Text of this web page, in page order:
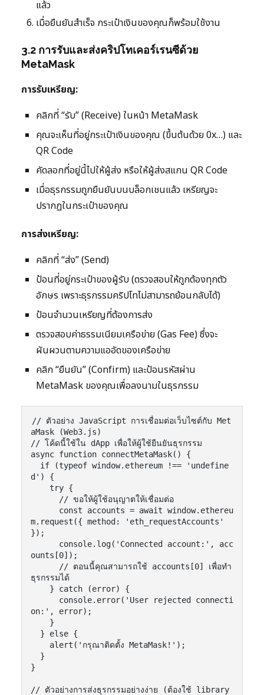
แล้ว
เมื่อยืนยันสำเร็จ กระเป๋าเงินของคุณก็พร้อมใช้งาน
3.2 การรับและส่งคริปโทเคอร์เรนซีด้วย
MetaMask
การรับเหรียญ:
คลิกที่ “รับ” (Receive) ในหน้า MetaMask
คุณจะเห็นที่อยู่กระเป๋าเงินของคุณ (ขึ้นต้นด้วย 0x…) และ
QR Code
คัดลอกที่อยู่นี้ไปให้ผู้ส่ง หรือให้ผู้ส่งสแกน QR Code
เมื่อธุรกรรมถูกยืนยันบนบล็อกเชนแล้ว เหรียญจะ
ปรากฏในกระเป๋าของคุณ
การส่งเหรียญ:
คลิกที่ “ส่ง” (Send)
ป้อนที่อยู่กระเป๋าของผู้รับ (ตรวจสอบให้ถูกต้องทุกตัว
อักษร เพราะธุรกรรมคริปโทไม่สามารถย้อนกลับได้)
ป้อนจำนวนเหรียญที่ต้องการส่ง
ตรวจสอบค่าธรรมเนียมเครือข่าย (Gas Fee) ซึ่งจะ
ผันผวนตามความแออัดของเครือข่าย
คลิก “ยืนยัน” (Confirm) และป้อนรหัสผ่าน
MetaMask ของคุณเพื่อลงนามในธุรกรรม
// ตัวอย่าง JavaScript การเชื่อมต่อเว็บไซต์กับ Met
aMask (Web3.js)
// โค้ดนี้ใช้ใน dApp เพื่อให้ผู้ใช้ยืนยันธุรกรรม
async function connectMetaMask() {
d') {
m.request({ method: 'eth_requestAccounts'
});
ounts[0]);
ธุรกรรมได้
on:', error);
}
// ตัวอย่างการส่งธุรกรรมอย่างง่าย (ต้องใช้ library